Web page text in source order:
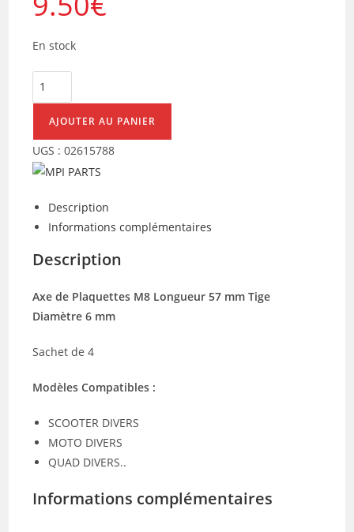
En stock
quantité
de
AXE
PLAQUETTES
DE
FREIN
AJOUTER AU PANIER
UGS :02615788
Description
Informations complémentaires
Description
Axe de Plaquettes M8 Longueur 57 mm Tige
Diamètre 6 mm
Sachet de 4
Modèles Compatibles :
SCOOTER DIVERS
MOTO DIVERS
QUAD DIVERS..
Informations complémentaires